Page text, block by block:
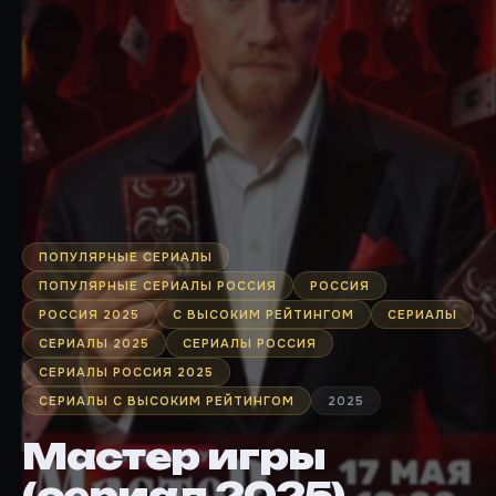
ПОПУЛЯРНЫЕ СЕРИАЛЫ
ПОПУЛЯРНЫЕ СЕРИАЛЫ РОССИЯ
РОССИЯ
РОССИЯ 2025
С ВЫСОКИМ РЕЙТИНГОМ
СЕРИАЛЫ
СЕРИАЛЫ 2025
СЕРИАЛЫ РОССИЯ
СЕРИАЛЫ РОССИЯ 2025
СЕРИАЛЫ С ВЫСОКИМ РЕЙТИНГОМ
2025
Мастер игры